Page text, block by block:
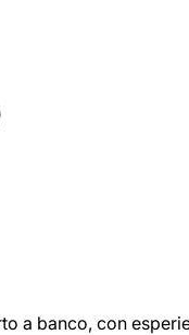
a banco, con